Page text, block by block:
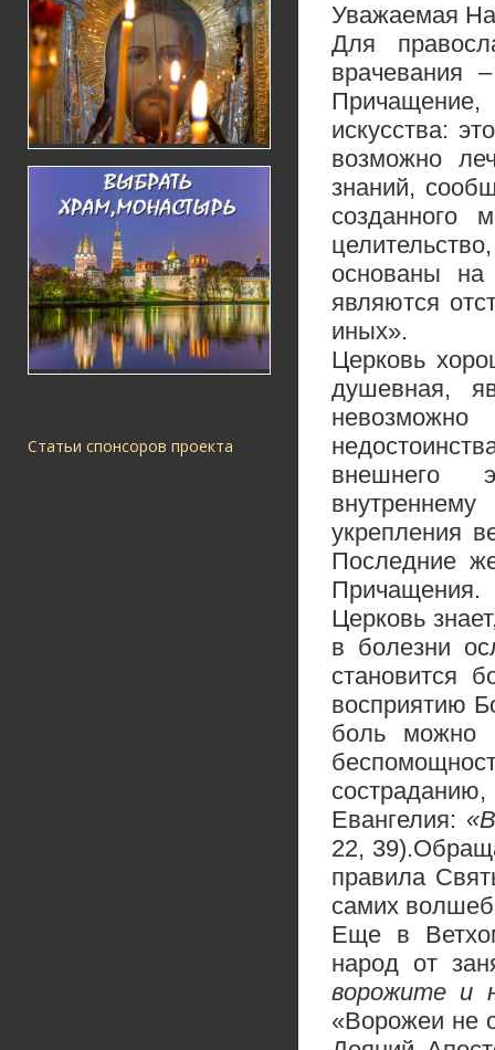
Статьи спонсоров проекта
Уважаемая
Для
врачевания
Причащение,
искусства:
возможно
знаний,
созданного
основаны на
являются
иных».
Церковь
душевная,
внешнего
укрепления
Последние
Причащения.
Церковь
в болезни
становится
восприятию
боль можно
Евангелия:
22,
правила
самих
Еще в
народ от
ворожите и
«Ворожеи не